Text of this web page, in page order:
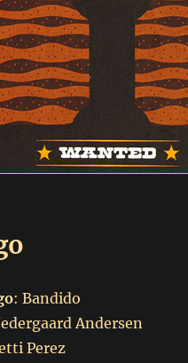
: Bandido
Andersen
Perez